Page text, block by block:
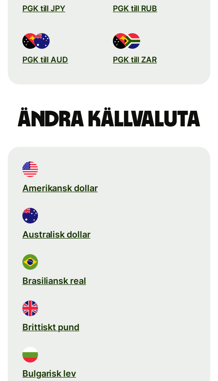
PGK till JPY PGK till RUB
PGK till AUD PGK till ZAR
Ändra källvaluta
Amerikansk dollar
Australisk dollar
Brasiliansk real
Brittiskt pund
Bulgarisk lev